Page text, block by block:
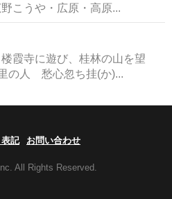
こうや・広原・高原...
霞寺に遊び、桂林の山を望
の人 愁心忽ち挂(か)...
記 お問い合わせ
All Rights Reserved.